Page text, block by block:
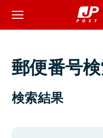
郵便番号
検索結果